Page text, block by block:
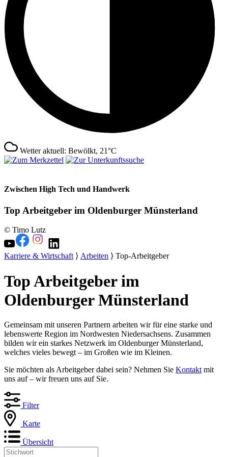
Wetter aktuell: Bewölkt, 21°C
Zwischen High Tech und Handwerk
Top Arbeitgeber im Oldenburger Münsterland
© Timo Lutz
Karriere & Wirtschaft⟩ Arbeiten ⟩ Top-Arbeitgeber
Top Arbeitgeber im
Oldenburger Münsterland
Gemeinsam mit unseren Partnern arbeiten wir für eine starke und
lebenswerte Region im Nordwesten Niedersachsens. Zusammen
bilden wir ein starkes Netzwerk im Oldenburger Münsterland,
welches vieles bewegt – im Großen wie im Kleinen.
Sie möchten als Arbeitgeber dabei sein? Nehmen Sie Kontakt mit
uns auf – wir freuen uns auf Sie.
Filter
Karte
Übersicht